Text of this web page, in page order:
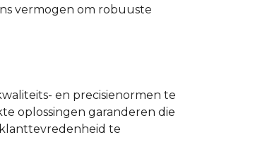
vermogen om robuuste
en precisienormen te
oplossingen garanderen die
te